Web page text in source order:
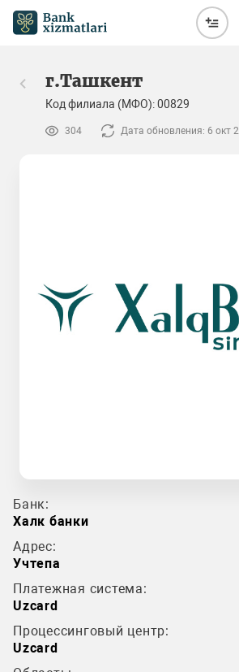
г.Ташкент
Код филиала (МФО): 00829
304 Дата обновления: 6 окт
Банк:
Халк банки
Адрес:
Учтепа
Платежная система:
Uzcard
Процессинговый центр:
Uzcard